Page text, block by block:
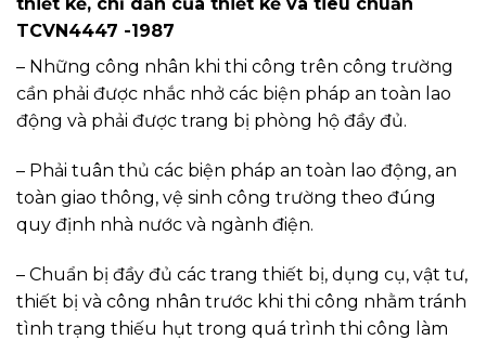
TCVN4447 -1987
– Những công nhân khi thi công trên công trường
cần phải được nhắc nhở các biện pháp an toàn lao
động và phải được trang bị phòng hộ đầy đủ.
– Phải tuân thủ các biện pháp an toàn lao động, an
toàn giao thông, vệ sinh công trường theo đúng
quy định nhà nước và ngành điện.
– Chuẩn bị đầy đủ các trang thiết bị, dụng cụ, vật tư,
thiết bị và công nhân trước khi thi công nhằm tránh
tình trạng thiếu hụt trong quá trình thi công làm